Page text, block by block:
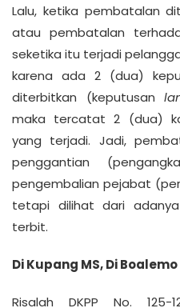
Lalu, ketika pembatalan
atau pembatalan
seketika itu terjadi
karena ada 2 (dua)
diterbitkan (keputusan
maka tercatat 2 (dua)
yang terjadi. Jadi,
penggantian
pengembalian pejabat
tetapi dilihat dari
terbit.
Di Kupang MS, Di Boalemo
Risalah DKPP No. 125-